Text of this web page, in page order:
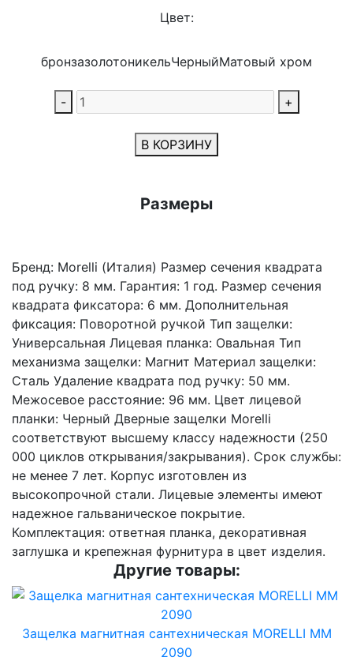
Цвет:
бронзазолотоникельЧерныйМатовый хром
- +
В КОРЗИНУ
Размеры
Бренд: Morelli (Италия) Размер сечения квадрата
под ручку: 8 мм. Гарантия: 1 год. Размер сечения
квадрата фиксатора: 6 мм. Дополнительная
фиксация: Поворотной ручкой Тип защелки:
Универсальная Лицевая планка: Овальная Тип
механизма защелки: Магнит Материал защелки:
Сталь Удаление квадрата под ручку: 50 мм.
Межосевое расстояние: 96 мм. Цвет лицевой
планки: Черный Дверные защелки Morelli
соответствуют высшему классу надежности (250
000 циклов открывания/закрывания). Срок службы:
не менее 7 лет. Корпус изготовлен из
высокопрочной стали. Лицевые элементы имеют
надежное гальваническое покрытие.
Комплектация: ответная планка, декоративная
заглушка и крепежная фурнитура в цвет изделия.
Другие товары:
Защелка магнитная сантехническая MORELLI MM
2090